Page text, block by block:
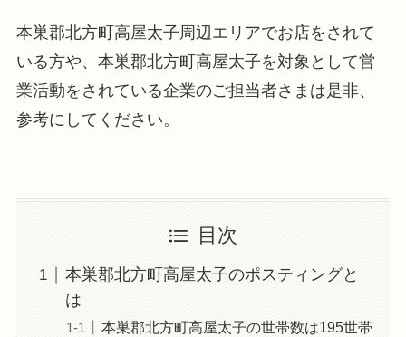
本巣郡北方町高屋太子周辺エリアでお店をされて
いる方や、本巣郡北方町高屋太子を対象として営
業活動をされている企業のご担当者さまは是非、
参考にしてください。
目次
本巣郡北方町高屋太子のポスティングと
は
本巣郡北方町高屋太子の世帯数は195世帯